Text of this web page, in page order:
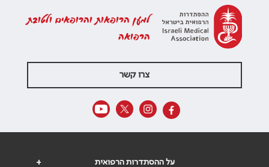
למען הרופאות והרופאים ולטובת
הרפואה
צרו קשר
+ על ההסתדרות הרפואית